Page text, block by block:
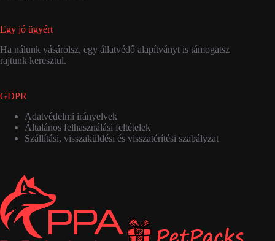
Egy jó ügyért
Ha nálunk vásárolsz, egy állatvédő alapítványt is támogatsz
rajtunk keresztül.
GDPR
Adatvédelmi irányelvek
Általános felhasználási feltételek
Szállítási, visszaküldési és visszatérítési szabályzat